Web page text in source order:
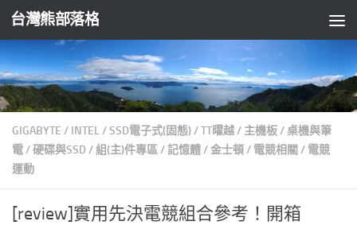
Skip to content
台灣熊部落格
GIGABYTE / INTEL/SSD電子式(固態)/TT曜越/ 主機板/ 桌機與筆
電/硬碟與SSD /組(主)件專區/記憶體/金士頓/ 電競相關 / 電競
運動
[review]實用先決電競組合參考！開箱